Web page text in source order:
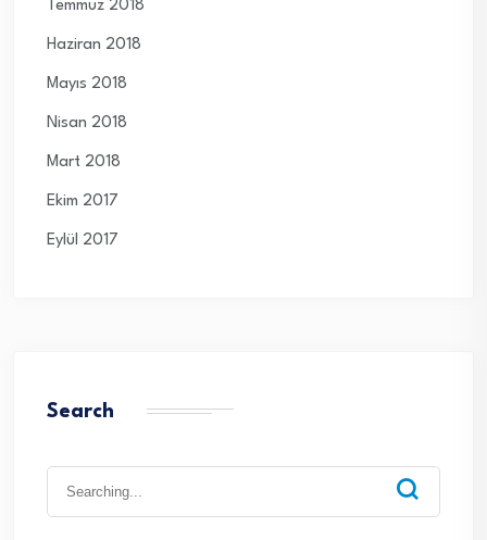
Temmuz 2018
Haziran 2018
Mayıs 2018
Nisan 2018
Mart 2018
Ekim 2017
Eylül 2017
Search